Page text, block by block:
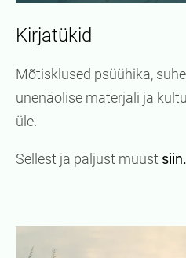
Kirjatükid
Mõtisklused psüühika,
unenäolise materjali ja
üle.
Sellest ja paljust muust siin.